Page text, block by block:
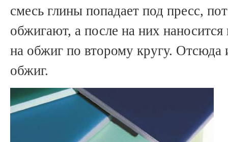
смесь глины попадает под пресс,
обжигают, а после на них наносится
на обжиг по второму кругу. Отсюда
обжиг.